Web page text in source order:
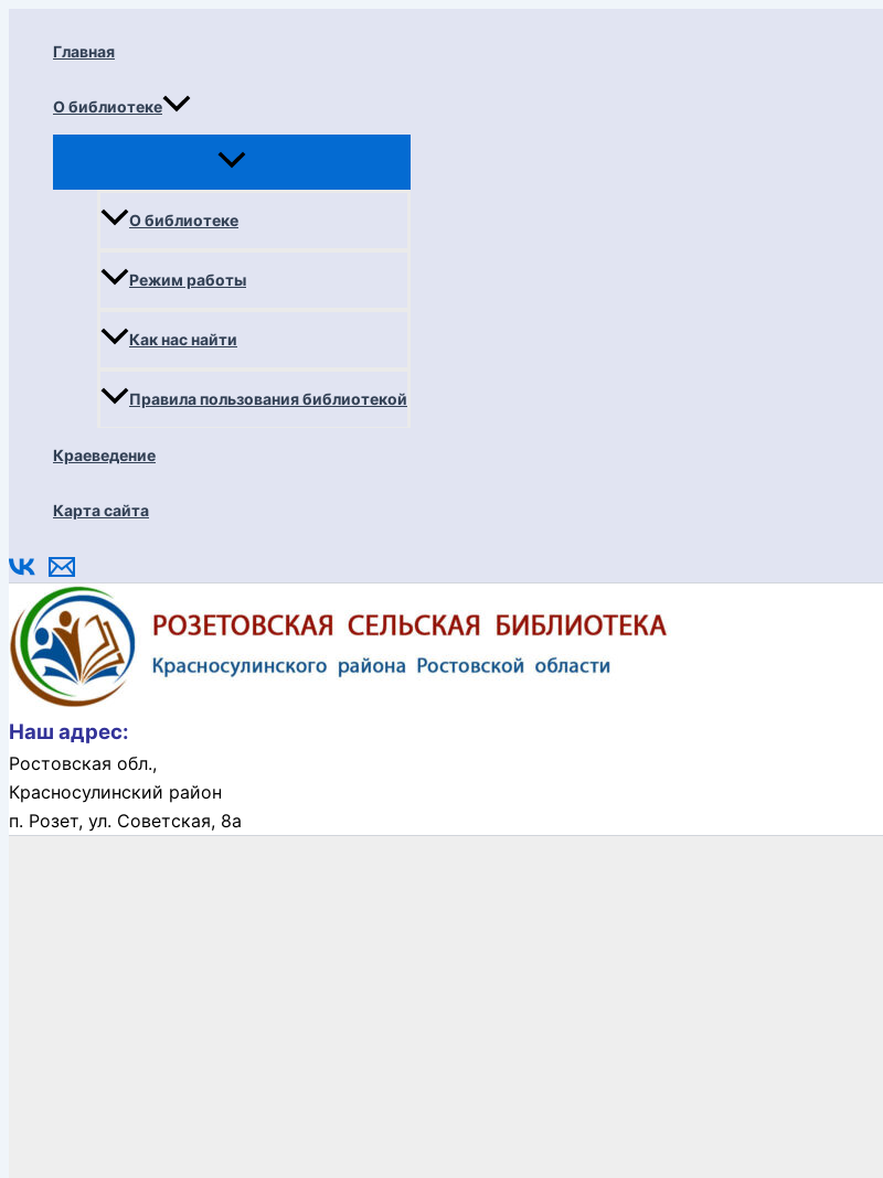
Главная
О библиотеке
О библиотеке
Режим работы
Как нас найти
Правила пользования библиотекой
Краеведение
Карта сайта
Наш адрес:
Ростовская обл.,
Красносулинский район
п. Розет, ул. Советская, 8а